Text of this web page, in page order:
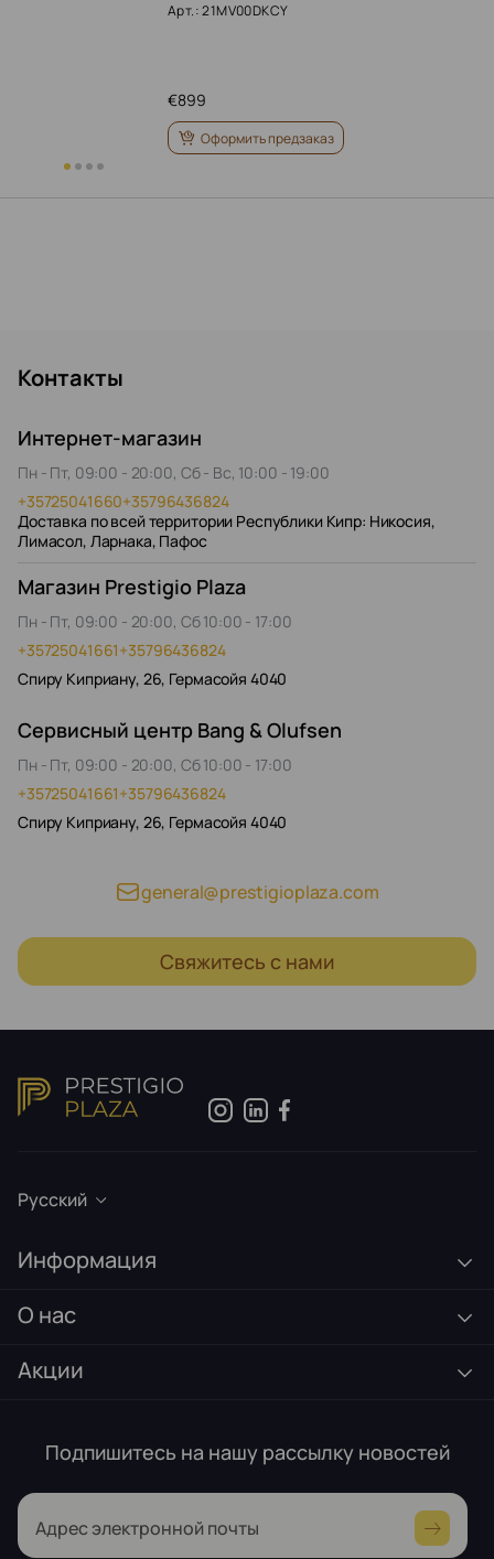
Арт.: 21MV00DKCY
899
€
Оформить предзаказ
Контакты
Интернет-магазин
Пн - Пт, 09:00 - 20:00, Сб - Вс, 10:00 - 19:00
+35725041660+35796436824
Доставка по всей территории Республики Кипр: Никосия,
Лимасол, Ларнака, Пафос
Магазин Prestigio Plaza
Пн - Пт, 09:00 - 20:00, Сб 10:00 - 17:00
+35725041661+35796436824
Спиру Киприану, 26, Гермасойя 4040
Сервисный центр Bang & Olufsen
Пн - Пт, 09:00 - 20:00, Сб 10:00 - 17:00
+35725041661+35796436824
Спиру Киприану, 26, Гермасойя 4040
general@prestigioplaza.com
Свяжитесь с нами
Русский
Информация
О нас
Акции
Подпишитесь на нашу рассылку новостей
Адрес электронной почты